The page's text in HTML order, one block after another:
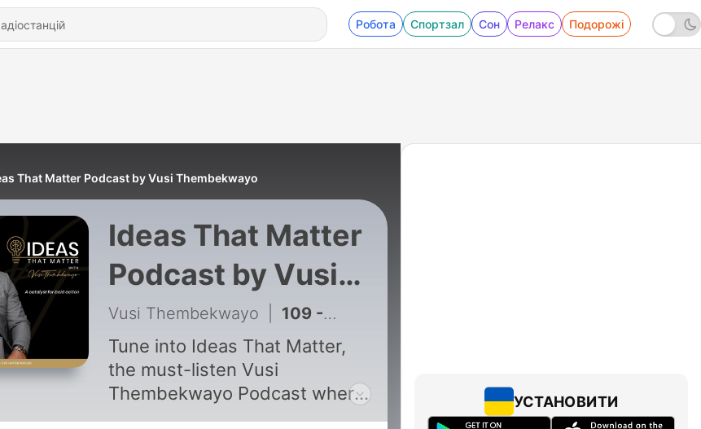
Робота Спортзал Сон Релакс Подорожі
That Matter Podcast by Vusi Thembekwayo
Ideas That Matter
Podcast by Vusi
Thembekwayo
Vusi Thembekwayo 109 - My Blueprint for Scaling from Zero to Eight-Figures in Five Years
Tune into Ideas That Matter,
the must-listen Vusi
Thembekwayo Podcast where
he explores thought-provoking
УСТАНОВИТИ